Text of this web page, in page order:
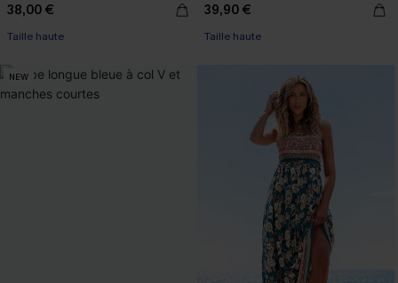
38,00 €
Taille haute
39,90 €
Taille haute
NEW